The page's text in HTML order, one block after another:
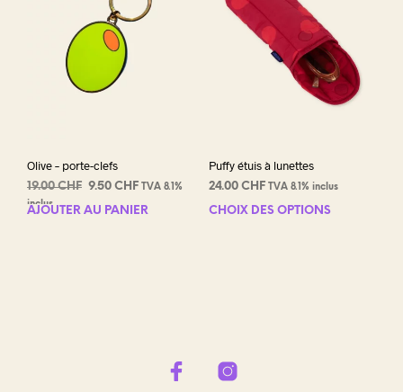
Olive – porte-clefs
19.00CHF Le
prix
9.50 CHFLe
prix
TVA 8.1%
inclus
AJOUTER AU PANIER
Puffy étuis à lunettes
24.00 CHF TVA 8.1% inclus
CHOIX DES OPTIONS